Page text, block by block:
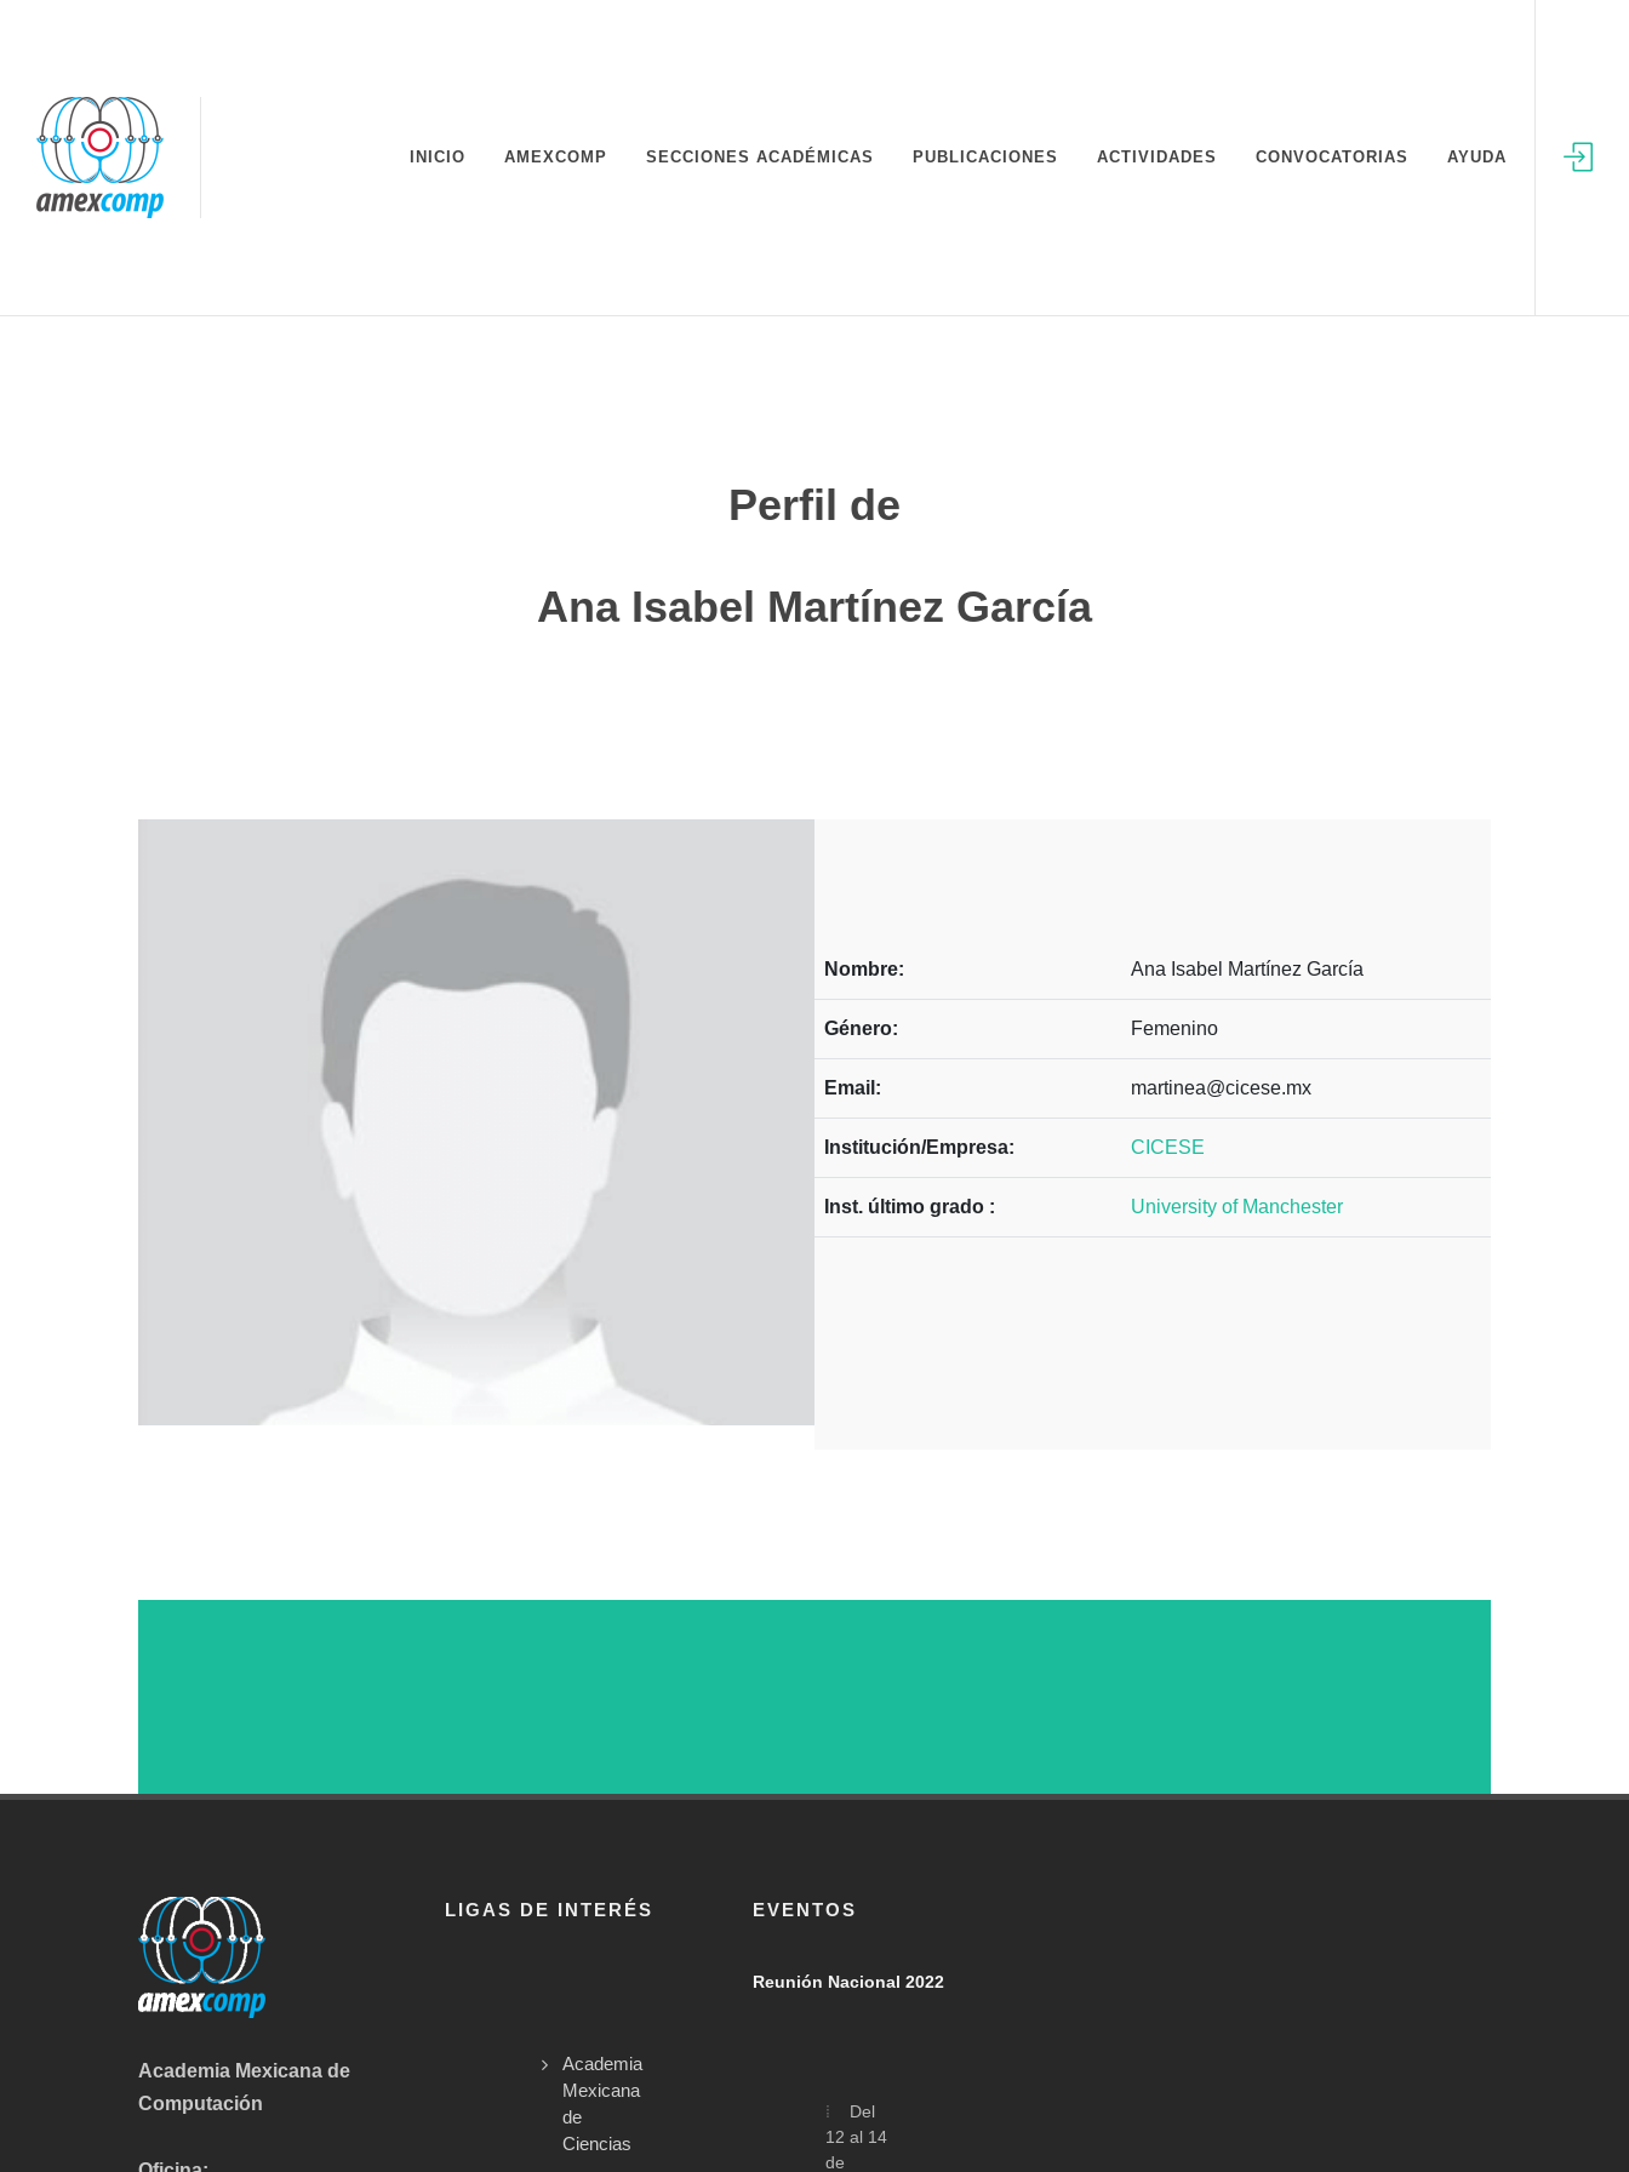
INICIO AMEXCOMP SECCIONES ACADÉMICAS PUBLICACIONES ACTIVIDADES CONVOCATORIAS AYUDA
Perfil de
Ana Isabel Martínez García
Nombre: Ana Isabel Martínez García
Género: Femenino
Email: martinea@cicese.mx
Institución/Empresa: CICESE
Inst. último grado : University of Manchester
Academia Mexicana de
Computación
LIGAS DE INTERÉS
Academia
Mexicana
de
Ciencias
EVENTOS
Reunión Nacional 2022
Del
12 al 14
de